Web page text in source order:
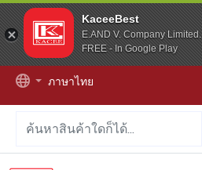
KaceeBest
E.AND V. Company Limited.
FREE - In Google Play
ภาษาไทย